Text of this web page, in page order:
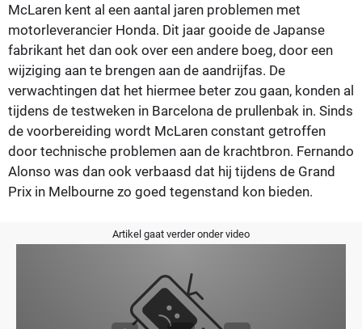
McLaren kent al een aantal jaren problemen met
motorleverancier Honda. Dit jaar gooide de Japanse
fabrikant het dan ook over een andere boeg, door een
wijziging aan te brengen aan de aandrijfas. De
verwachtingen dat het hiermee beter zou gaan, konden al
tijdens de testweken in Barcelona de prullenbak in. Sinds
de voorbereiding wordt McLaren constant getroffen
door technische problemen aan de krachtbron. Fernando
Alonso was dan ook verbaasd dat hij tijdens de Grand
Prix in Melbourne zo goed tegenstand kon bieden.
Artikel gaat verder onder video